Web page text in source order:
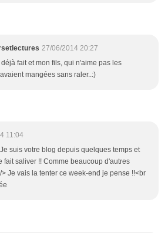
27/06/2014 20:27
fait et mon fils, qui n'aime pas les
mangées sans raler..:)
11:04
suis votre blog depuis quelques temps et
fait saliver !! Comme beaucoup d'autres
Je vais la tenter ce week-end je pense !!<br